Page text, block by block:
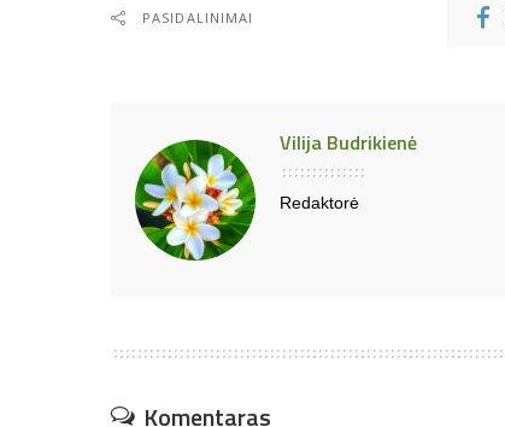
PASIDALINIMAI
Vilija Budrikienė
Redaktorė
Komentaras